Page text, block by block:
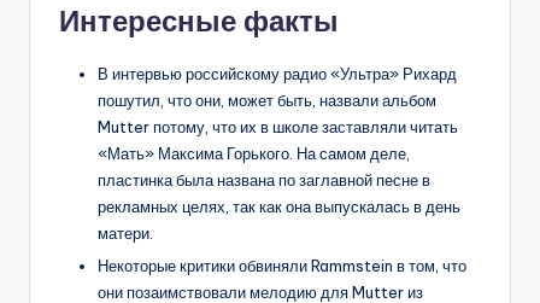
Интересные факты
В интервью российскому радио «Ультра» Рихард
пошутил, что они, может быть, назвали альбом
Mutter потому, что их в школе заставляли читать
«Мать» Максима Горького. На самом деле,
пластинка была названа по заглавной песне в
рекламных целях, так как она выпускалась в день
матери.
Некоторые критики обвиняли Rammstein в том, что
они позаимствовали мелодию для Mutter из